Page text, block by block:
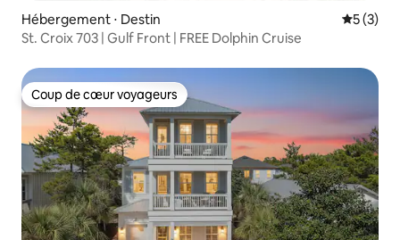
Hébergement ⋅ Destin
5 (3)
St. Croix 703 | Gulf Front | FREE Dolphin Cruise
Coup de cœur voyageurs
Coup de cœur voyageurs